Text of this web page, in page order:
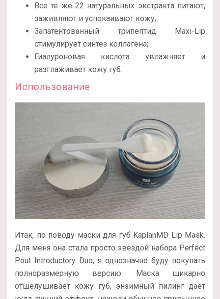
Все те же 22 натуральных экстракта питают,
заживляют и успокаивают кожу;
Запатентованный трипептид Maxi-Lip
стимулирует синтез коллагена;
Гиалуроновая кислота увлажняет и
разглаживает кожу губ.
Использование
Итак, по поводу маски для губ KaplanMD Lip Mask.
Для меня она стала просто звездой набора Perfect
Pout Introductory Duo, я однозначно буду покупать
полноразмерную версию. Маска шикарно
отшелушивает кожу губ, энзимный пилинг дает